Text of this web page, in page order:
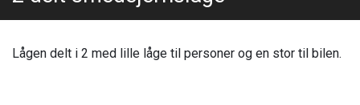
Lågen delt i 2 med lille låge til personer og en stor til bilen.